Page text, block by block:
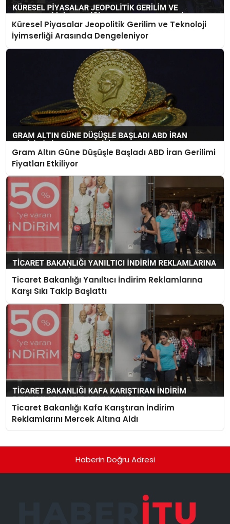
Küresel Piyasalar Jeopolitik Gerilim ve Teknoloji
İyimserliği Arasında Dengeleniyor
Gram Altın Güne Düşüşle Başladı ABD İran Gerilimi
Fiyatları Etkiliyor
Ticaret Bakanlığı Yanıltıcı İndirim Reklamlarına
Karşı Sıkı Takip Başlattı
Ticaret Bakanlığı Kafa Karıştıran İndirim
Reklamlarını Mercek Altına Aldı
Haberin Doğru Adresi